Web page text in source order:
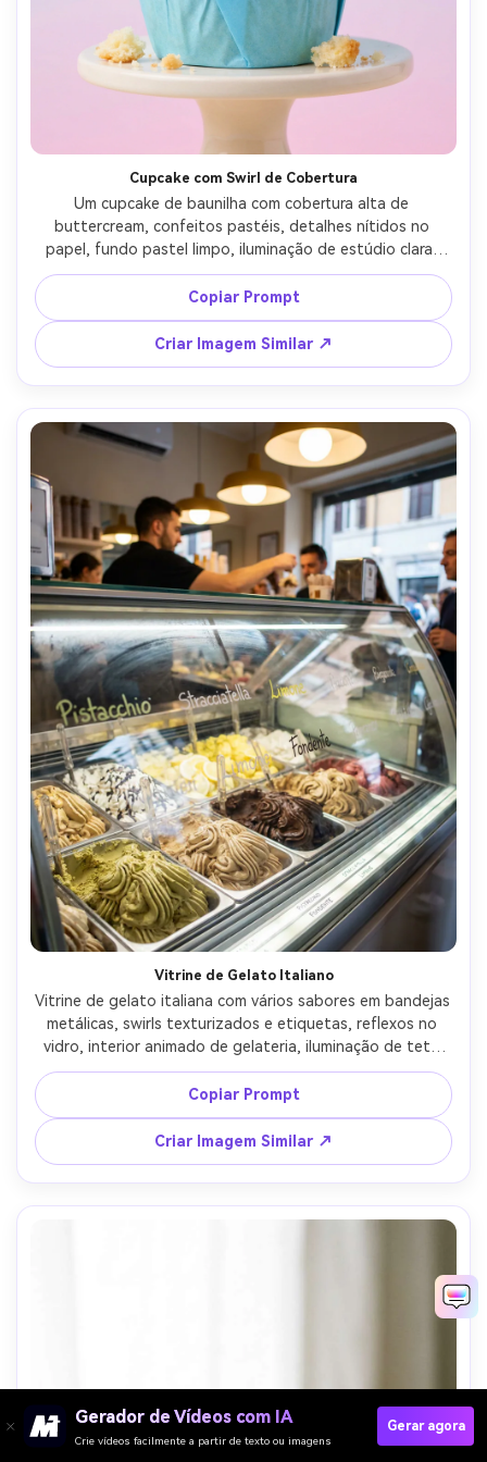
Cupcake com Swirl de Cobertura
Um cupcake de baunilha com cobertura alta de
buttercream, confeitos pastéis, detalhes nítidos no
papel, fundo pastel limpo, iluminação de estúdio clara,
fotografado com Sony A7R IV, macro 90mm, f/7.1,
composição centralizada, fotorrealismo pronto para
produto, gradientes suaves e migalhas realistas --ar 4:5
Copiar Prompt
Criar Imagem Similar ↗
Vitrine de Gelato Italiano
Vitrine de gelato italiana com vários sabores em bandejas
metálicas, swirls texturizados e etiquetas, reflexos no
vidro, interior animado de gelateria, iluminação de teto
brilhante, fotografado com Canon EOS R5, 35mm, f/2.8,
perspectiva levemente inclinada, fotorrealista, gradação
de cor viva porém natural --ar 4:5
Copiar Prompt
Criar Imagem Similar ↗
Gerador de Vídeos com IA
Crie vídeos facilmente a partir de texto ou imagens
Gerar agora